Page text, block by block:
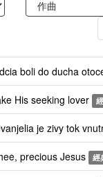
boli do ducha
His seeking lover
je zivy tok
precious Jesus 經